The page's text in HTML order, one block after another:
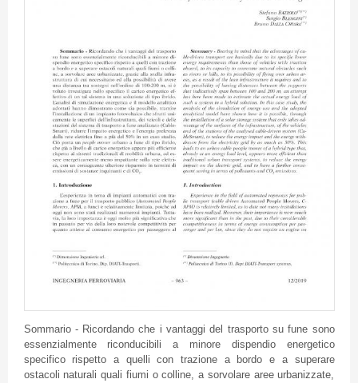
Sommario - Ricordando che i vantaggi del trasporto su fune sono
essenzialmente riconducibili a minore dispendio energetico
specifico rispetto a quelli con trazione a bordo e a superare
ostacoli naturali quali fiumi o colline, a sorvolare aree urbanizzate,